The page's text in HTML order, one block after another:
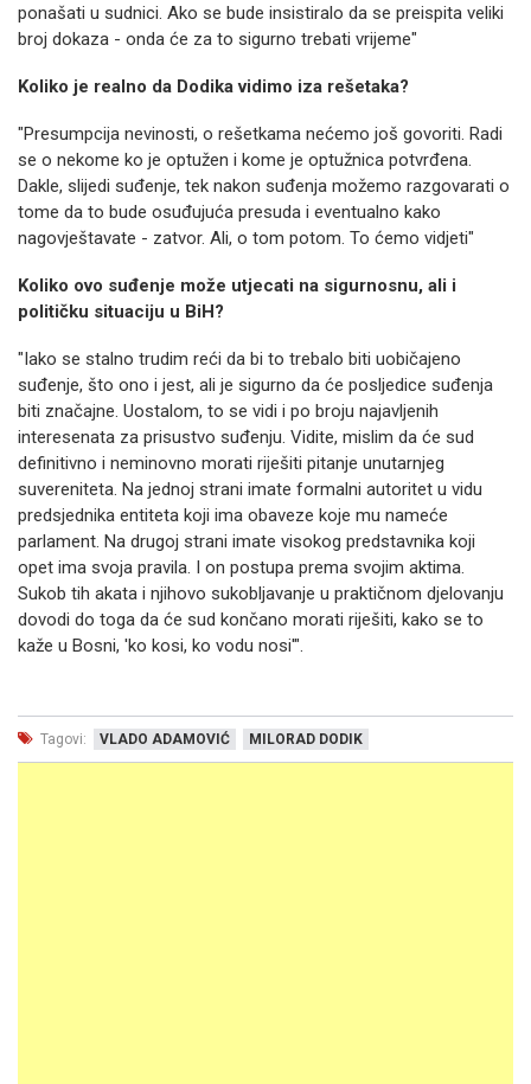
ponašati u sudnici. Ako se bude insistiralo da se preispita veliki
broj dokaza - onda će za to sigurno trebati vrijeme"
Koliko je realno da Dodika vidimo iza rešetaka?
"Presumpcija nevinosti, o rešetkama nećemo još govoriti. Radi
se o nekome ko je optužen i kome je optužnica potvrđena.
Dakle, slijedi suđenje, tek nakon suđenja možemo razgovarati o
tome da to bude osuđujuća presuda i eventualno kako
nagovještavate - zatvor. Ali, o tom potom. To ćemo vidjeti"
Koliko ovo suđenje može utjecati na sigurnosnu, ali i
političku situaciju u BiH?
"Iako se stalno trudim reći da bi to trebalo biti uobičajeno
suđenje, što ono i jest, ali je sigurno da će posljedice suđenja
biti značajne. Uostalom, to se vidi i po broju najavljenih
interesenata za prisustvo suđenju. Vidite, mislim da će sud
definitivno i neminovno morati riješiti pitanje unutarnjeg
suvereniteta. Na jednoj strani imate formalni autoritet u vidu
predsjednika entiteta koji ima obaveze koje mu nameće
parlament. Na drugoj strani imate visokog predstavnika koji
opet ima svoja pravila. I on postupa prema svojim aktima.
Sukob tih akata i njihovo sukobljavanje u praktičnom djelovanju
dovodi do toga da će sud končano morati riješiti, kako se to
kaže u Bosni, 'ko kosi, ko vodu nosi'".
Tagovi: VLADO ADAMOVIĆ MILORAD DODIK